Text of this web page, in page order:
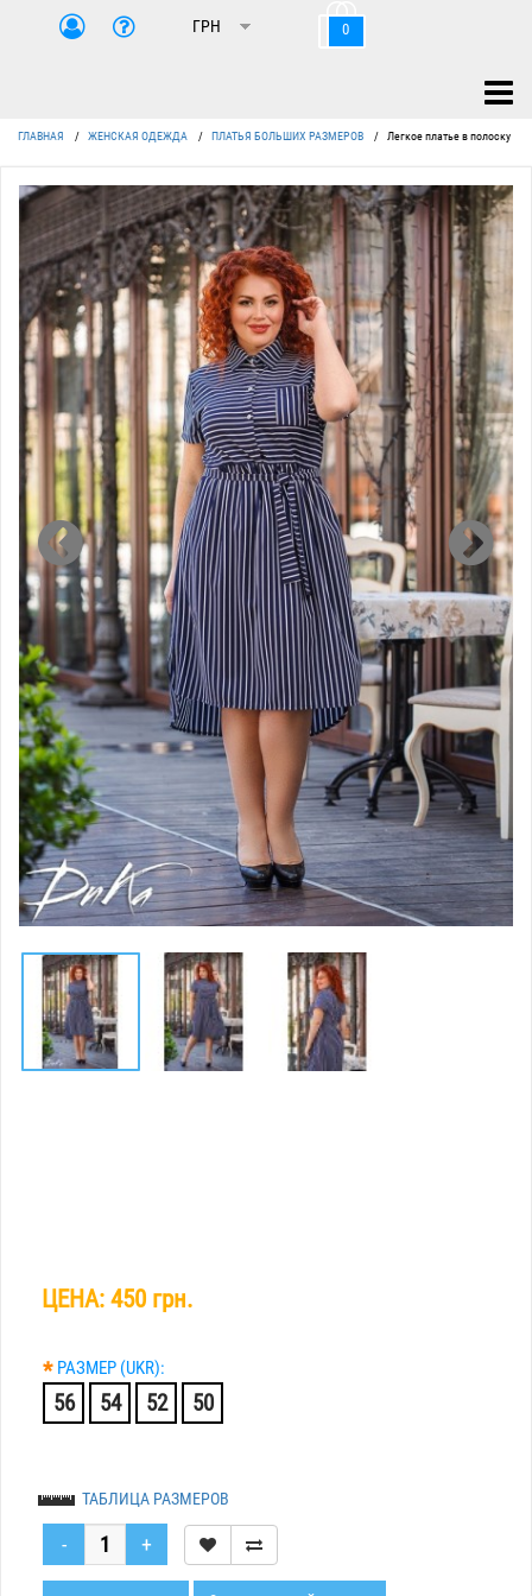
0
ГЛАВНАЯ / ЖЕНСКАЯ ОДЕЖДА / ПЛАТЬЯ БОЛЬШИХ РАЗМЕРОВ / Легкое платье в полоску
ЦЕНА: 450 грн.
* РАЗМЕР (UKR):
56 54 52 50
ТАБЛИЦА РАЗМЕРОВ